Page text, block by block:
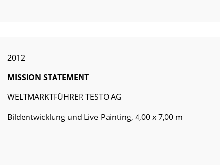
2012
MISSION STATEMENT
WELTMARKTFÜHRER TESTO AG
Bildentwicklung und Live-Painting, 4,00 x 7,00 m